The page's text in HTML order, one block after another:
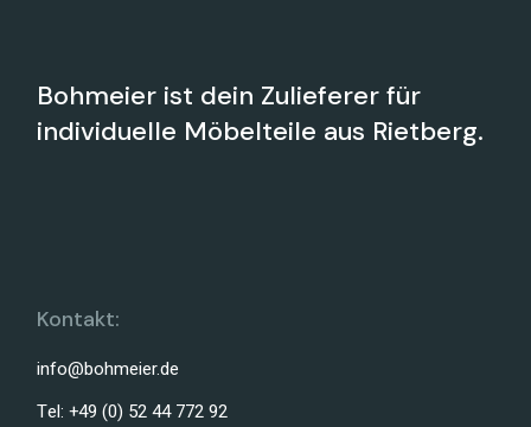
Bohmeier ist dein Zulieferer für
individuelle Möbelteile aus Rietberg.
Kontakt:
info@bohmeier.de
Tel: +49 (0) 52 44 772 92